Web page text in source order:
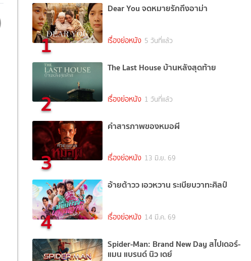
1
Dear You จดหมายรักถึงอาม่า
เรื่องย่อหนัง 5 วันที่แล้ว
2
The Last House บ้านหลังสุดท้าย
เรื่องย่อหนัง 1 วันที่แล้ว
3
คำสารภาพของหมอผี
เรื่องย่อหนัง 13 มิ.ย. 69
4
อ้ายต้าวว เอวหวาน ระเบียบวาทะศิลป์
เรื่องย่อหนัง 14 มี.ค. 69
Spider-Man: Brand New Day สไปเดอร์-
แมน แบรนด์ นิว เดย์